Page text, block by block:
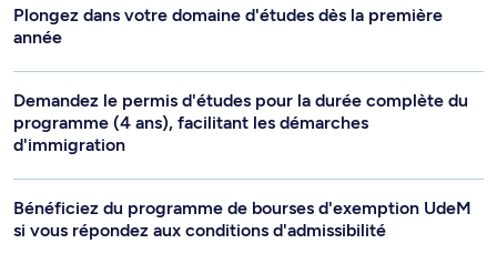
Plongez dans votre domaine d'études dès la première
année
Demandez le permis d'études pour la durée complète du
programme (4 ans), facilitant les démarches
d'immigration
Bénéficiez du programme de bourses d'exemption UdeM
si vous répondez aux conditions d'admissibilité